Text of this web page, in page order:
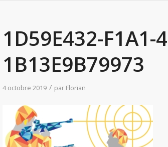
1D59E432-F1A1-
1B13E9B79973
4 octobre 2019 / par Florian